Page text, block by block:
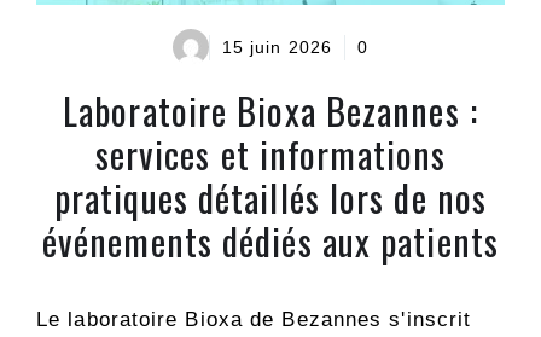
15 juin 2026 0
Laboratoire Bioxa Bezannes :
services et informations
pratiques détaillés lors de nos
événements dédiés aux patients
Le laboratoire Bioxa de Bezannes s'inscrit